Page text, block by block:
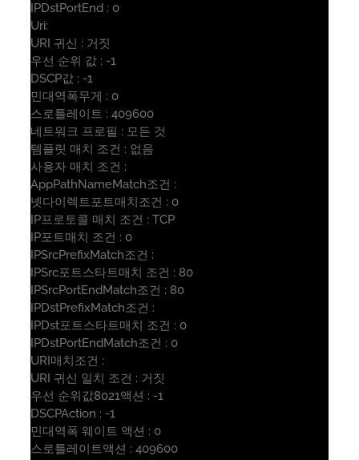
IPDstPortEnd : 0
Uri:
URI 귀신 : 거짓
우선 순위 값 : -1
DSCP값 : -1
민대역폭무게 : 0
스로틀레이트 : 409600
네트워크 프로필 : 모든 것
템플릿 매치 조건 : 없음
사용자 매치 조건 :
AppPathNameMatch조건 :
넷다이렉트포트매치조건 : 0
IP프로토콜 매치 조건 : TCP
IP포트매치 조건 : 0
IPSrcPrefixMatch조건 :
IPSrc포트스타트매치 조건 : 80
IPSrcPortEndMatch조건 : 80
IPDstPrefixMatch조건 :
IPDst포트스타트매치 조건 : 0
IPDstPortEndMatch조건 : 0
URI매치조건 :
URI 귀신 일치 조건 : 거짓
우선 순위값8021액션 : -1
DSCPAction : -1
민대역폭 웨이트 액션 : 0
스로틀레이트액션 : 409600